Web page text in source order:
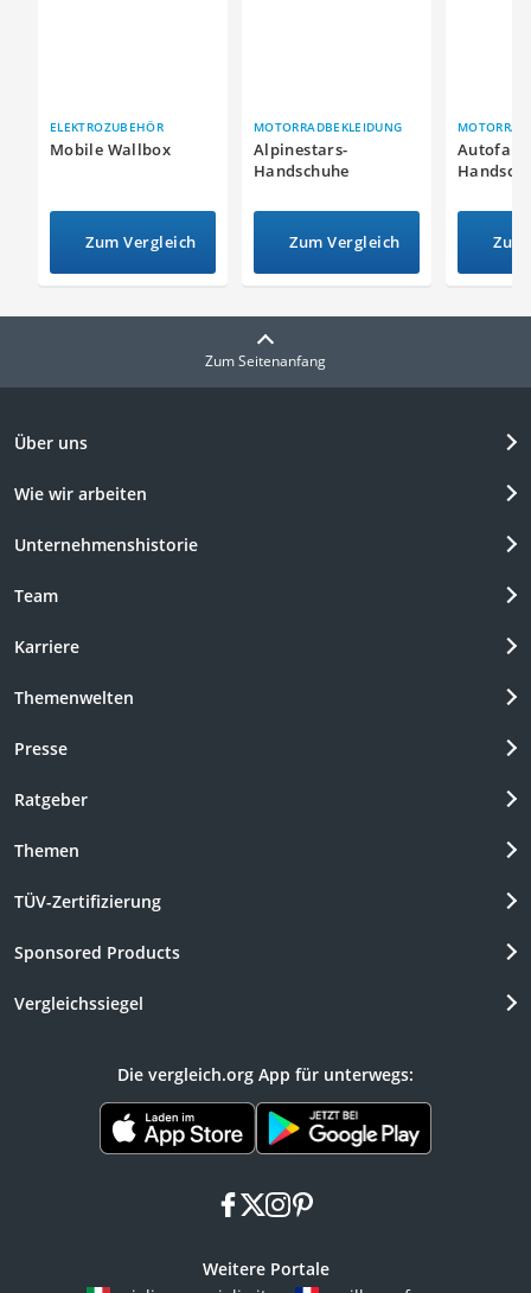
ELEKTROZUBEHÖR
Mobile Wallbox
Zum Vergleich
MOTORRADBEKLEIDUNG
Alpinestars-
Handschuhe
Zum Vergleich
Zum Seitenanfang
Über uns
Wie wir arbeiten
Unternehmenshistorie
Team
Karriere
Themenwelten
Presse
Ratgeber
Themen
TÜV-Zertifizierung
Sponsored Products
Vergleichssiegel
Die vergleich.org App für unterwegs:
facebook
x instagram
pinterest
Weitere Portale